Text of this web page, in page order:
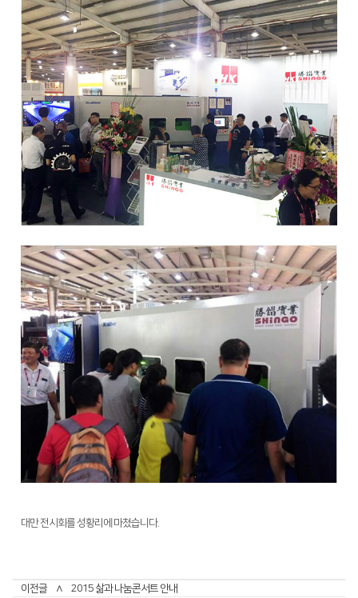
대만 전시회를 성황리에 마쳤습니다.
이전글 ∧ 2015 삶과 나눔콘서트 안내